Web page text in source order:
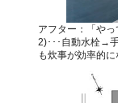
アフター：「や
2)･･･自動水栓→
も炊事が効率的に